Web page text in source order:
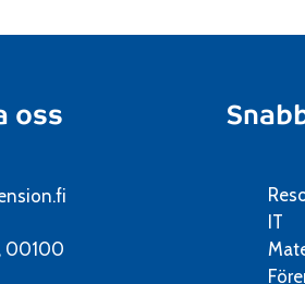
oss
00100
IT